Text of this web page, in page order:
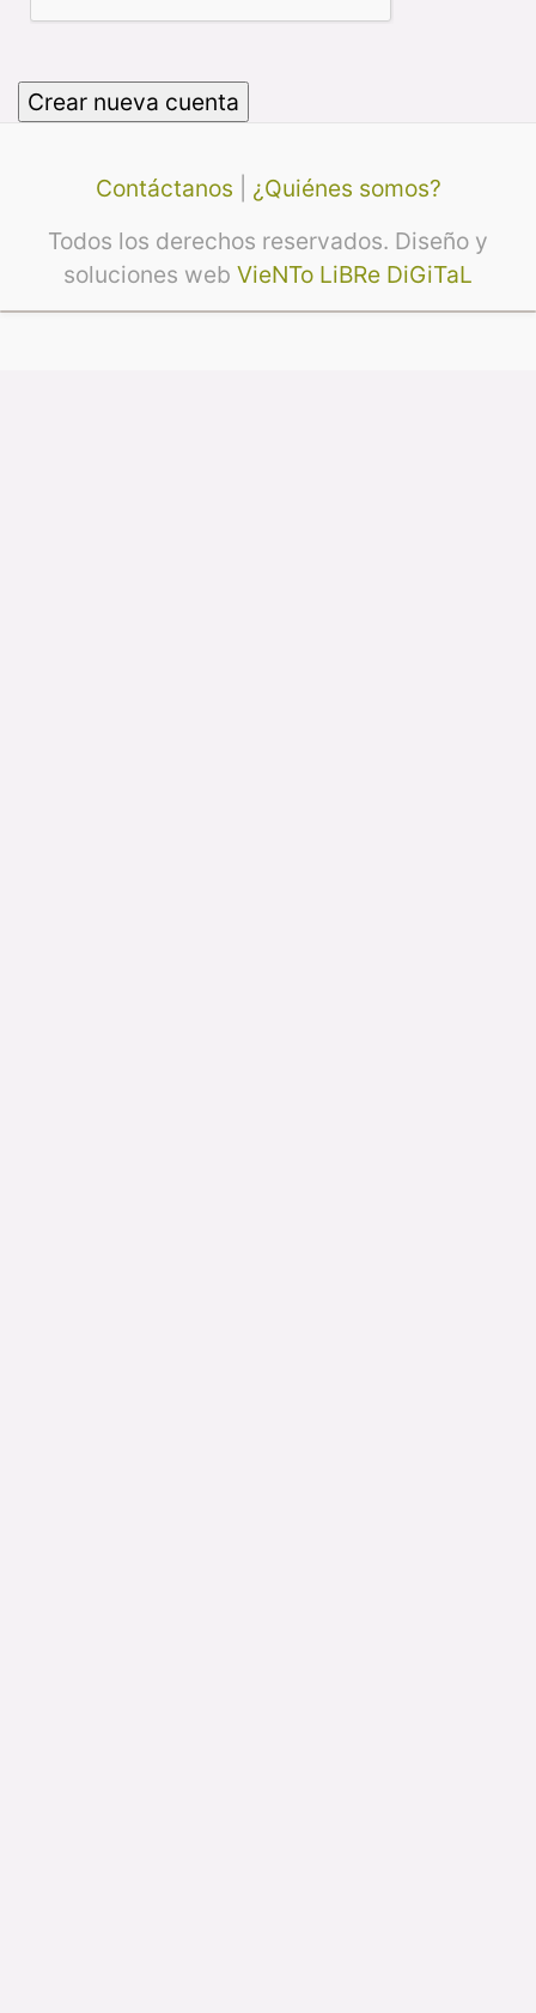
Contáctanos
¿Quiénes somos?
Todos los derechos reservados. Diseño y
soluciones web VieNTo LiBRe DiGiTaL